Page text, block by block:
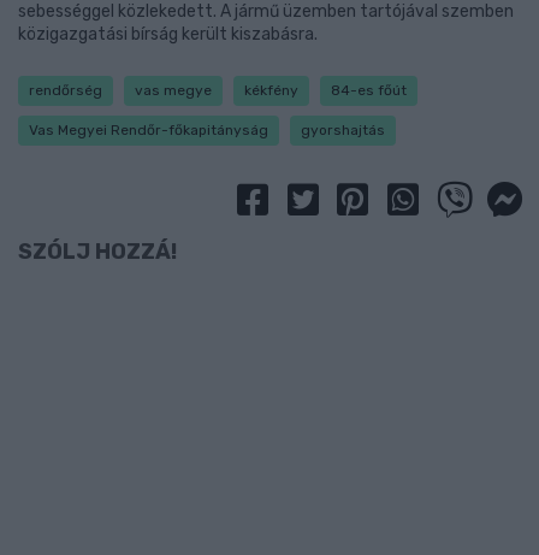
sebességgel közlekedett. A jármű üzemben tartójával szemben
közigazgatási bírság került kiszabásra.
rendőrség vas megye kékfény 84-es főút
Vas Megyei Rendőr-főkapitányság gyorshajtás
SZÓLJ HOZZÁ!